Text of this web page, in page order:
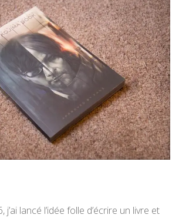
lancé l’idée folle d’écrire un livre et